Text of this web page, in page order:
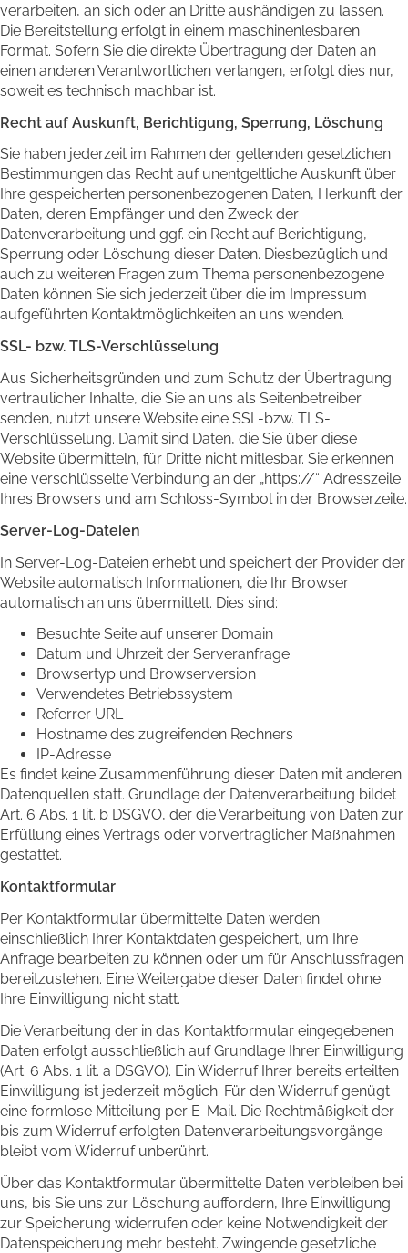
verarbeiten, an sich oder an Dritte aushändigen zu lassen.
Die Bereitstellung erfolgt in einem maschinenlesbaren
Format. Sofern Sie die direkte Übertragung der Daten an
einen anderen Verantwortlichen verlangen, erfolgt dies nur,
soweit es technisch machbar ist.
Recht auf Auskunft, Berichtigung, Sperrung, Löschung
Sie haben jederzeit im Rahmen der geltenden gesetzlichen
Bestimmungen das Recht auf unentgeltliche Auskunft über
Ihre gespeicherten personenbezogenen Daten, Herkunft der
Daten, deren Empfänger und den Zweck der
Datenverarbeitung und ggf. ein Recht auf Berichtigung,
Sperrung oder Löschung dieser Daten. Diesbezüglich und
auch zu weiteren Fragen zum Thema personenbezogene
Daten können Sie sich jederzeit über die im Impressum
aufgeführten Kontaktmöglichkeiten an uns wenden.
SSL- bzw. TLS-Verschlüsselung
Aus Sicherheitsgründen und zum Schutz der Übertragung
vertraulicher Inhalte, die Sie an uns als Seitenbetreiber
senden, nutzt unsere Website eine SSL-bzw. TLS-
Verschlüsselung. Damit sind Daten, die Sie über diese
Website übermitteln, für Dritte nicht mitlesbar. Sie erkennen
eine verschlüsselte Verbindung an der „https://“ Adresszeile
Ihres Browsers und am Schloss-Symbol in der Browserzeile.
Server-Log-Dateien
In Server-Log-Dateien erhebt und speichert der Provider der
Website automatisch Informationen, die Ihr Browser
automatisch an uns übermittelt. Dies sind:
Besuchte Seite auf unserer Domain
Datum und Uhrzeit der Serveranfrage
Browsertyp und Browserversion
Verwendetes Betriebssystem
Referrer URL
Hostname des zugreifenden Rechners
IP-Adresse
Es findet keine Zusammenführung dieser Daten mit anderen
Datenquellen statt. Grundlage der Datenverarbeitung bildet
Art. 6 Abs. 1 lit. b DSGVO, der die Verarbeitung von Daten zur
Erfüllung eines Vertrags oder vorvertraglicher Maßnahmen
gestattet.
Kontaktformular
Per Kontaktformular übermittelte Daten werden
einschließlich Ihrer Kontaktdaten gespeichert, um Ihre
Anfrage bearbeiten zu können oder um für Anschlussfragen
bereitzustehen. Eine Weitergabe dieser Daten findet ohne
Ihre Einwilligung nicht statt.
Die Verarbeitung der in das Kontaktformular eingegebenen
Daten erfolgt ausschließlich auf Grundlage Ihrer Einwilligung
(Art. 6 Abs. 1 lit. a DSGVO). Ein Widerruf Ihrer bereits erteilten
Einwilligung ist jederzeit möglich. Für den Widerruf genügt
eine formlose Mitteilung per E-Mail. Die Rechtmäßigkeit der
bis zum Widerruf erfolgten Datenverarbeitungsvorgänge
bleibt vom Widerruf unberührt.
Über das Kontaktformular übermittelte Daten verbleiben bei
uns, bis Sie uns zur Löschung auffordern, Ihre Einwilligung
zur Speicherung widerrufen oder keine Notwendigkeit der
Datenspeicherung mehr besteht. Zwingende gesetzliche